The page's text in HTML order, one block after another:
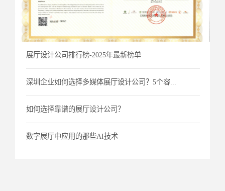
展厅设计公司排行榜-2025年最新榜单
深圳企业如何选择多媒体展厅设计公司？5个容...
如何选择靠谱的展厅设计公司？
数字展厅中应用的那些AI技术